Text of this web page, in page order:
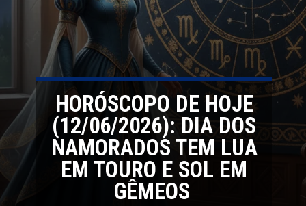
HORÓSCOPO DE HOJE
(12/06/2026): DIA DOS
NAMORADOS TEM LUA
EM TOURO E SOL EM
GÊMEOS